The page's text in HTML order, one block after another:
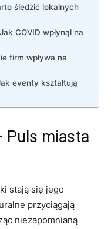
śledzić lokalnych
COVID wpłynął na
firm wpływa na
eventy kształtują
Puls miasta
stają się jego
przyciągają
niezapomnianą